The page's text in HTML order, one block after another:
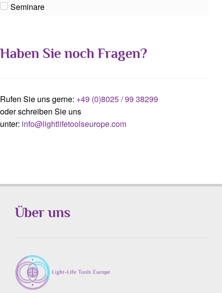
Seminare
Haben Sie noch Fragen?
Rufen Sie uns gerne: +49 (0)8025 / 99 38299
oder schreiben Sie uns
unter: info@lightlifetoolseurope.com
Über uns